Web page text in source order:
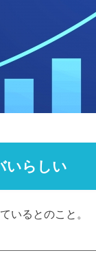
いらしい
いるとのこと。